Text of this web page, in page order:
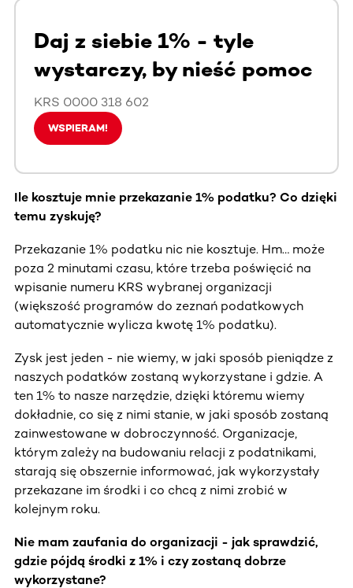
Daj z siebie 1% - tyle
wystarczy, by nieść pomoc
KRS 0000 318 602
WSPIERAM!
Ile kosztuje mnie przekazanie 1% podatku? Co dzięki
temu zyskuję?
Przekazanie 1% podatku nic nie kosztuje. Hm… może
poza 2 minutami czasu, które trzeba poświęcić na
wpisanie numeru KRS wybranej organizacji
(większość programów do zeznań podatkowych
automatycznie wylicza kwotę 1% podatku).
Zysk jest jeden - nie wiemy, w jaki sposób pieniądze z
naszych podatków zostaną wykorzystane i gdzie. A
ten 1% to nasze narzędzie, dzięki któremu wiemy
dokładnie, co się z nimi stanie, w jaki sposób zostaną
zainwestowane w dobroczynność. Organizacje,
którym zależy na budowaniu relacji z podatnikami,
starają się obszernie informować, jak wykorzystały
przekazane im środki i co chcą z nimi zrobić w
kolejnym roku.
Nie mam zaufania do organizacji - jak sprawdzić,
gdzie pójdą środki z 1% i czy zostaną dobrze
wykorzystane?